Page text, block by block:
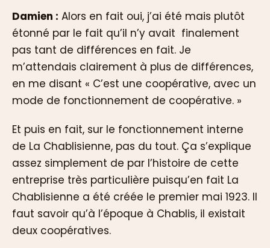
Damien : Alors en fait oui, j’ai été mais plutôt
étonné par le fait qu’il n’y avait finalement
pas tant de différences en fait. Je
m’attendais clairement à plus de différences,
en me disant « C’est une coopérative, avec un
mode de fonctionnement de coopérative. »
Et puis en fait, sur le fonctionnement interne
de La Chablisienne, pas du tout. Ça s’explique
assez simplement de par l’histoire de cette
entreprise très particulière puisqu’en fait La
Chablisienne a été créée le premier mai 1923. Il
faut savoir qu’à l’époque à Chablis, il existait
deux coopératives.